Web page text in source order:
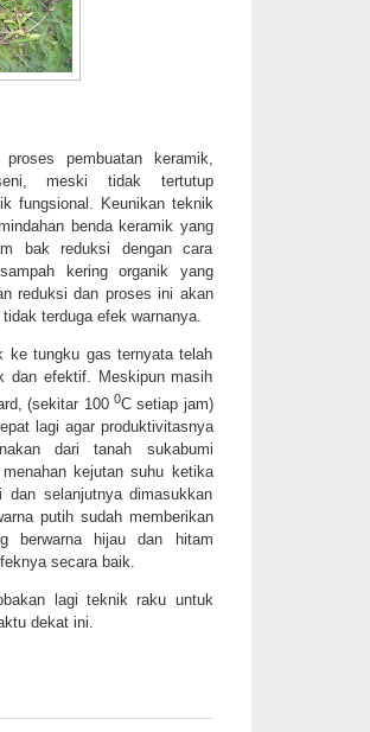
pembuatan keramik,
meski tidak tertutup
fungsional. Keunikan teknik
benda keramik yang
bak reduksi dengan cara
kering organik yang
reduksi dan proses ini akan
terduga efek warnanya.
ke tungku gas ternyata telah
dan efektif. Meskipun masih
(sekitar 100 0C setiap jam)
lagi agar produktivitasnya
dari tanah sukabumi
kejutan suhu ketika
selanjutnya dimasukkan
putih sudah memberikan
berwarna hijau dan hitam
secara baik.
lagi teknik raku untuk
dekat ini.